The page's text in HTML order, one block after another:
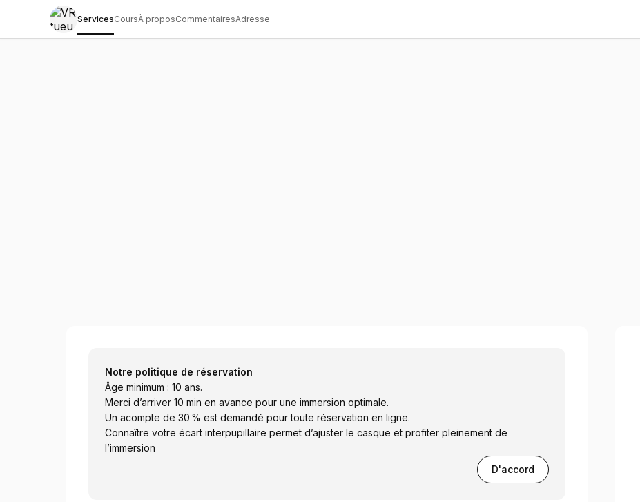
ServicesCoursÀ proposCommentairesAdresse
Notre politique de réservation
Âge minimum : 10 ans.
Merci d’arriver 10 min en avance pour une immersion optimale.
Un acompte de 30 % est demandé pour toute réservation en ligne.
Connaître votre écart interpupillaire permet d’ajuster le casque et profiter pleinement de
l’immersion
D'accord